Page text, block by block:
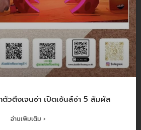
วตึงเจนซ่า เปิดเซ้นส์ซ่า 5 สัมผัส
อ่านเพิ่มเติม ›